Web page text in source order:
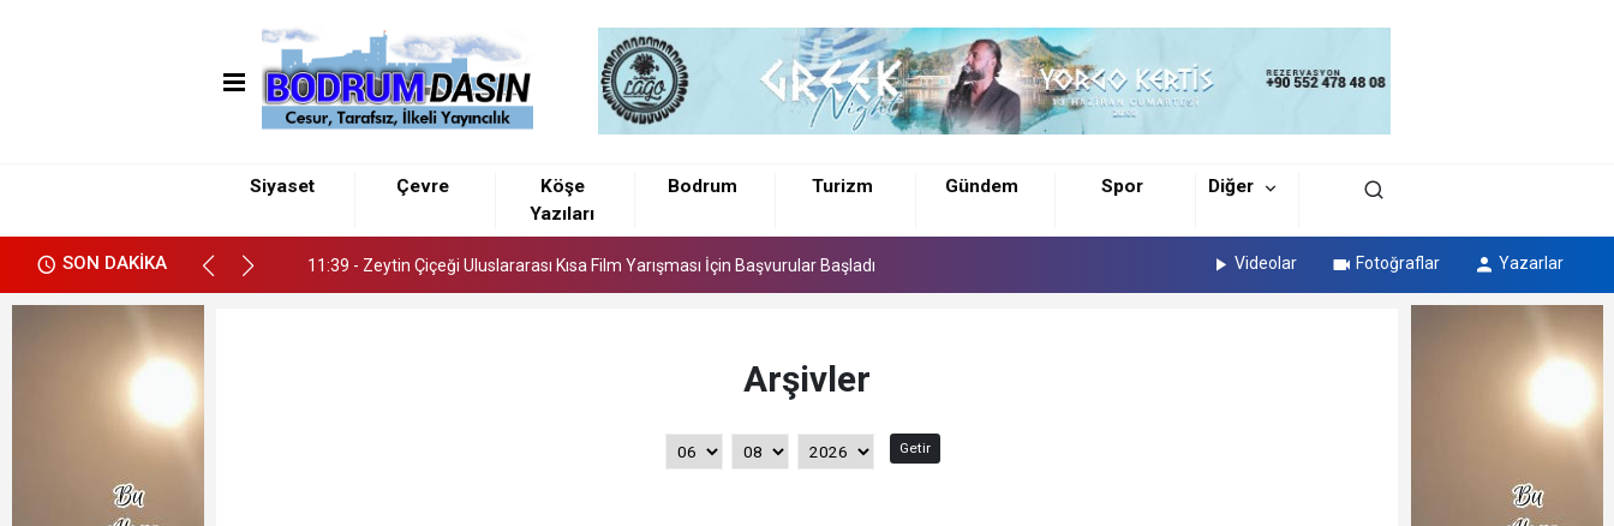
Siyaset Çevre
Köşe
Yazıları
Bodrum Turizm Gündem Spor Diğer
SON DAKİKA
11:39 - Zeytin Çiçeği Uluslararası Kısa Film Yarışması İçin Başvurular Başladı
13:44 - Bodrum’da Drone Destekli Uyuşturucu Operasyonu: 2 Tutuklama
11:39 - Zeytin Çiçeği Uluslararası Kısa Film Yarışması İçin Başvurular Başladı Videolar Fotoğraflar Yazarlar
Arşivler
Getir